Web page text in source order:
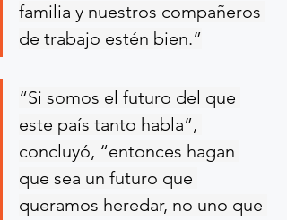
familia y nuestros compañeros
de trabajo estén bien.”
“Si somos el futuro del que
este país tanto habla”,
concluyó, “entonces hagan
que sea un futuro que
queramos heredar, no uno que